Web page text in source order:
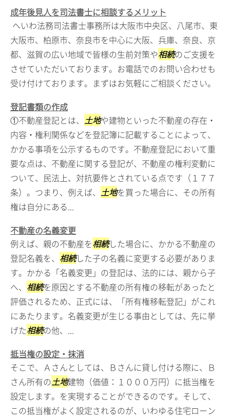
成年後見人を司法書士に相談するメリット
へいわ法務司法書士事務所は大阪市中央区、八尾市、東
大阪市、柏原市、奈良市を中心に大阪、兵庫、奈良、京
都、滋賀の広い地域で皆様の生前対策や相続のご支援を
させていただいております。お電話でのお問い合わせも
受け付けております。まずはお気軽にご相談ください。
登記書類の作成
①不動産登記とは、
土地や建物といった不動産の存在・
内容・権利関係などを登記簿に記載することによって、
かかる事項を公示するものです。不動産登記において重
要な点は、不動産に関する登記が、不動産の権利変動に
ついて、民法上、対抗要件とされている点です（１７７
条）。つまり、例えば、
土地を買った場合に、その所有
権は自分にある...
不動産の名義変更
例えば、親の不動産を相続した場合に、かかる不動産の
登記名義を、 相続した子の名義に変更する必要がありま
す。かかる「名義変更」の登記は、法的には、親から子
へ、 相続を原因とする不動産の所有権の移転があったと
評価されるため、正式には、「所有権移転登記」がこれ
にあたります。名義変更が生じる事由としては、先に挙
げた相続の他、...
抵当権の設定・抹消
そこで、Ａさんとしては、Ｂさんに貸し付ける際に、Ｂ
さん所有の土地建物（価値：１０００万円）に抵当権を
設定します。を実現することができるのです。そして、
この抵当権がよく設定されるのが、いわゆる住宅ローン